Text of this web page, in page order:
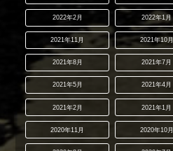
2022年2月 2022年1月
2021年11月 2021年10月
2021年8月 2021年7月
2021年5月 2021年4月
2021年2月 2021年1月
2020年11月 2020年10月